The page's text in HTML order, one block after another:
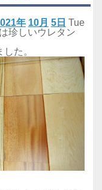
年 10月 5日 Tue
珍しいウレタン
た。